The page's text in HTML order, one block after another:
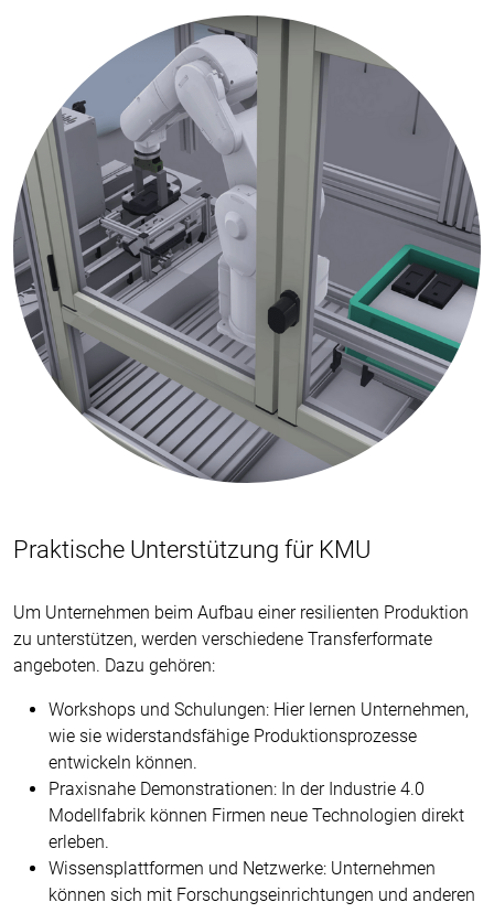
Praktische Unterstützung für KMU
Um Unternehmen beim Aufbau einer resilienten Produktion
zu unterstützen, werden verschiedene Transferformate
angeboten. Dazu gehören:
Workshops und Schulungen: Hier lernen Unternehmen,
wie sie widerstandsfähige Produktionsprozesse
entwickeln können.
Praxisnahe Demonstrationen: In der Industrie 4.0
Modellfabrik können Firmen neue Technologien direkt
erleben.
Wissensplattformen und Netzwerke: Unternehmen
können sich mit Forschungseinrichtungen und anderen